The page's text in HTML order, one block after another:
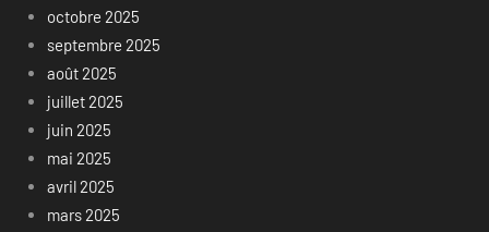
octobre 2025
septembre 2025
août 2025
juillet 2025
juin 2025
mai 2025
avril 2025
mars 2025